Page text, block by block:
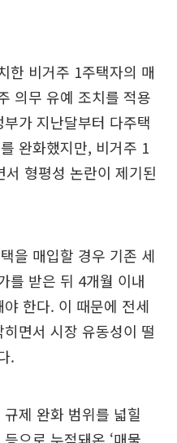
한 비거주 1주택자의 매
의무 유예 조치를 적용
가 지난달부터 다주택
완화했지만, 비거주 1
형평성 논란이 제기된
을 매입할 경우 기존 세
를 받은 뒤 4개월 이내
한다. 이 때문에 전세
면서 시장 유동성이 떨
.
제 완화 범위를 넓힐